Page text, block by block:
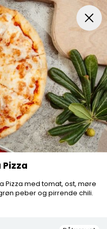
Pizza Pizza
Pizza med tomat, ost, møre
peber og pirrende chili.